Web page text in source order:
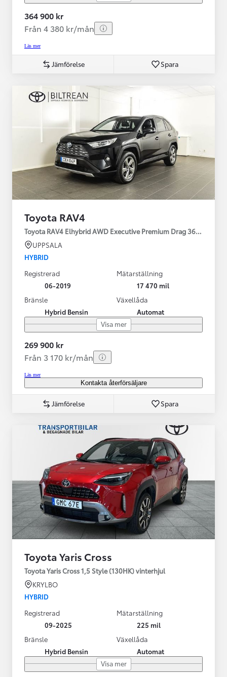
364 900 kr
Från 4 380 kr/mån
Läs mer
Jämförelse Spara
Toyota RAV4
Toyota RAV4 Elhybrid AWD Executive Premium Drag 360-kamera
UPPSALA
HYBRID
Registrerad
06-2019
Mätarställning
17 470 mil
Bränsle
Hybrid Bensin
Växellåda
Automat
Visa mer
269 900 kr
Från 3 170 kr/mån
Läs mer
Kontakta återförsäljare
Jämförelse Spara
Toyota Yaris Cross
Toyota Yaris Cross 1,5 Style (130HK) vinterhjul
KRYLBO
HYBRID
Registrerad
09-2025
Mätarställning
225 mil
Bränsle
Hybrid Bensin
Växellåda
Automat
Visa mer